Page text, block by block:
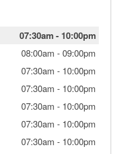
07:30am- 10:00pm
08:00am -09:00pm
07:30am - 10:00pm
07:30am - 10:00pm
07:30am - 10:00pm
07:30am - 10:00pm
07:30am - 10:00pm